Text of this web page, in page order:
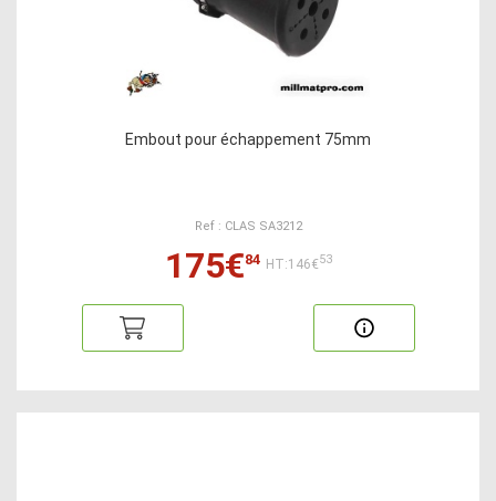
Embout pour échappement 75mm
Ref : CLAS SA3212
175€84 HT:146€53